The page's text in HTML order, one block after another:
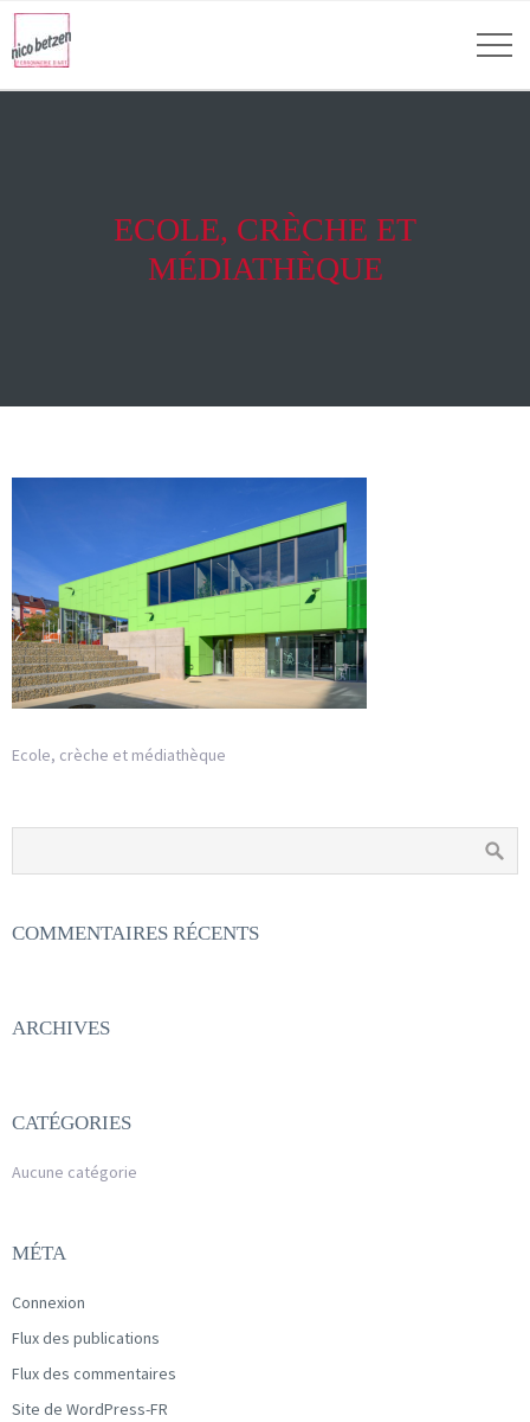
ECOLE, CRÈCHE ET
MÉDIATHÈQUE
Ecole, crèche et médiathèque
COMMENTAIRES RÉCENTS
ARCHIVES
CATÉGORIES
Aucune catégorie
MÉTA
Connexion
Flux des publications
Flux des commentaires
Site de WordPress-FR